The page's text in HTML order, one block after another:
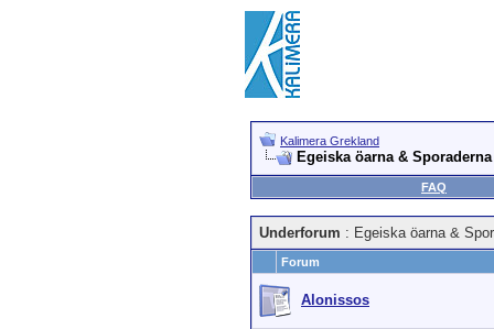
Kalimera Grekland
Egeiska öarna & Sporaderna
FAQ
Underforum : Egeiska öarna &
Forum
Alonissos